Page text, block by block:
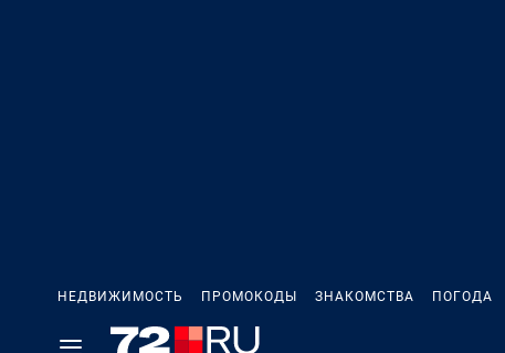
НЕДВИЖИМОСТЬ ПРОМОКОДЫ ЗНАКОМСТВА ПОГОДА